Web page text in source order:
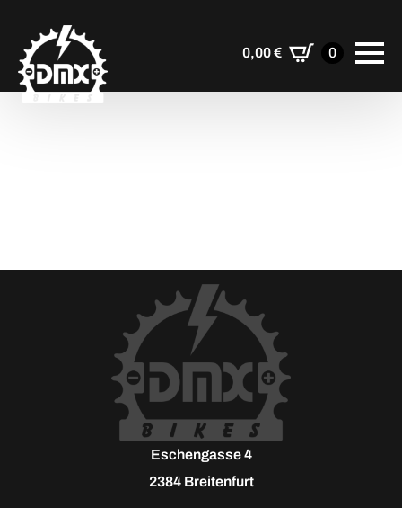
0,00€ 0
Eschengasse 4
2384 Breitenfurt